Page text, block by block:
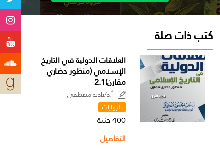
كتب ذات صلة
العلاقات الدولية في التاريخ
الإسلامي (منظور حضاري
مقارن)2.1
أ.د/نادية مصطفى
الروايات
400 جنية
التفاصيل